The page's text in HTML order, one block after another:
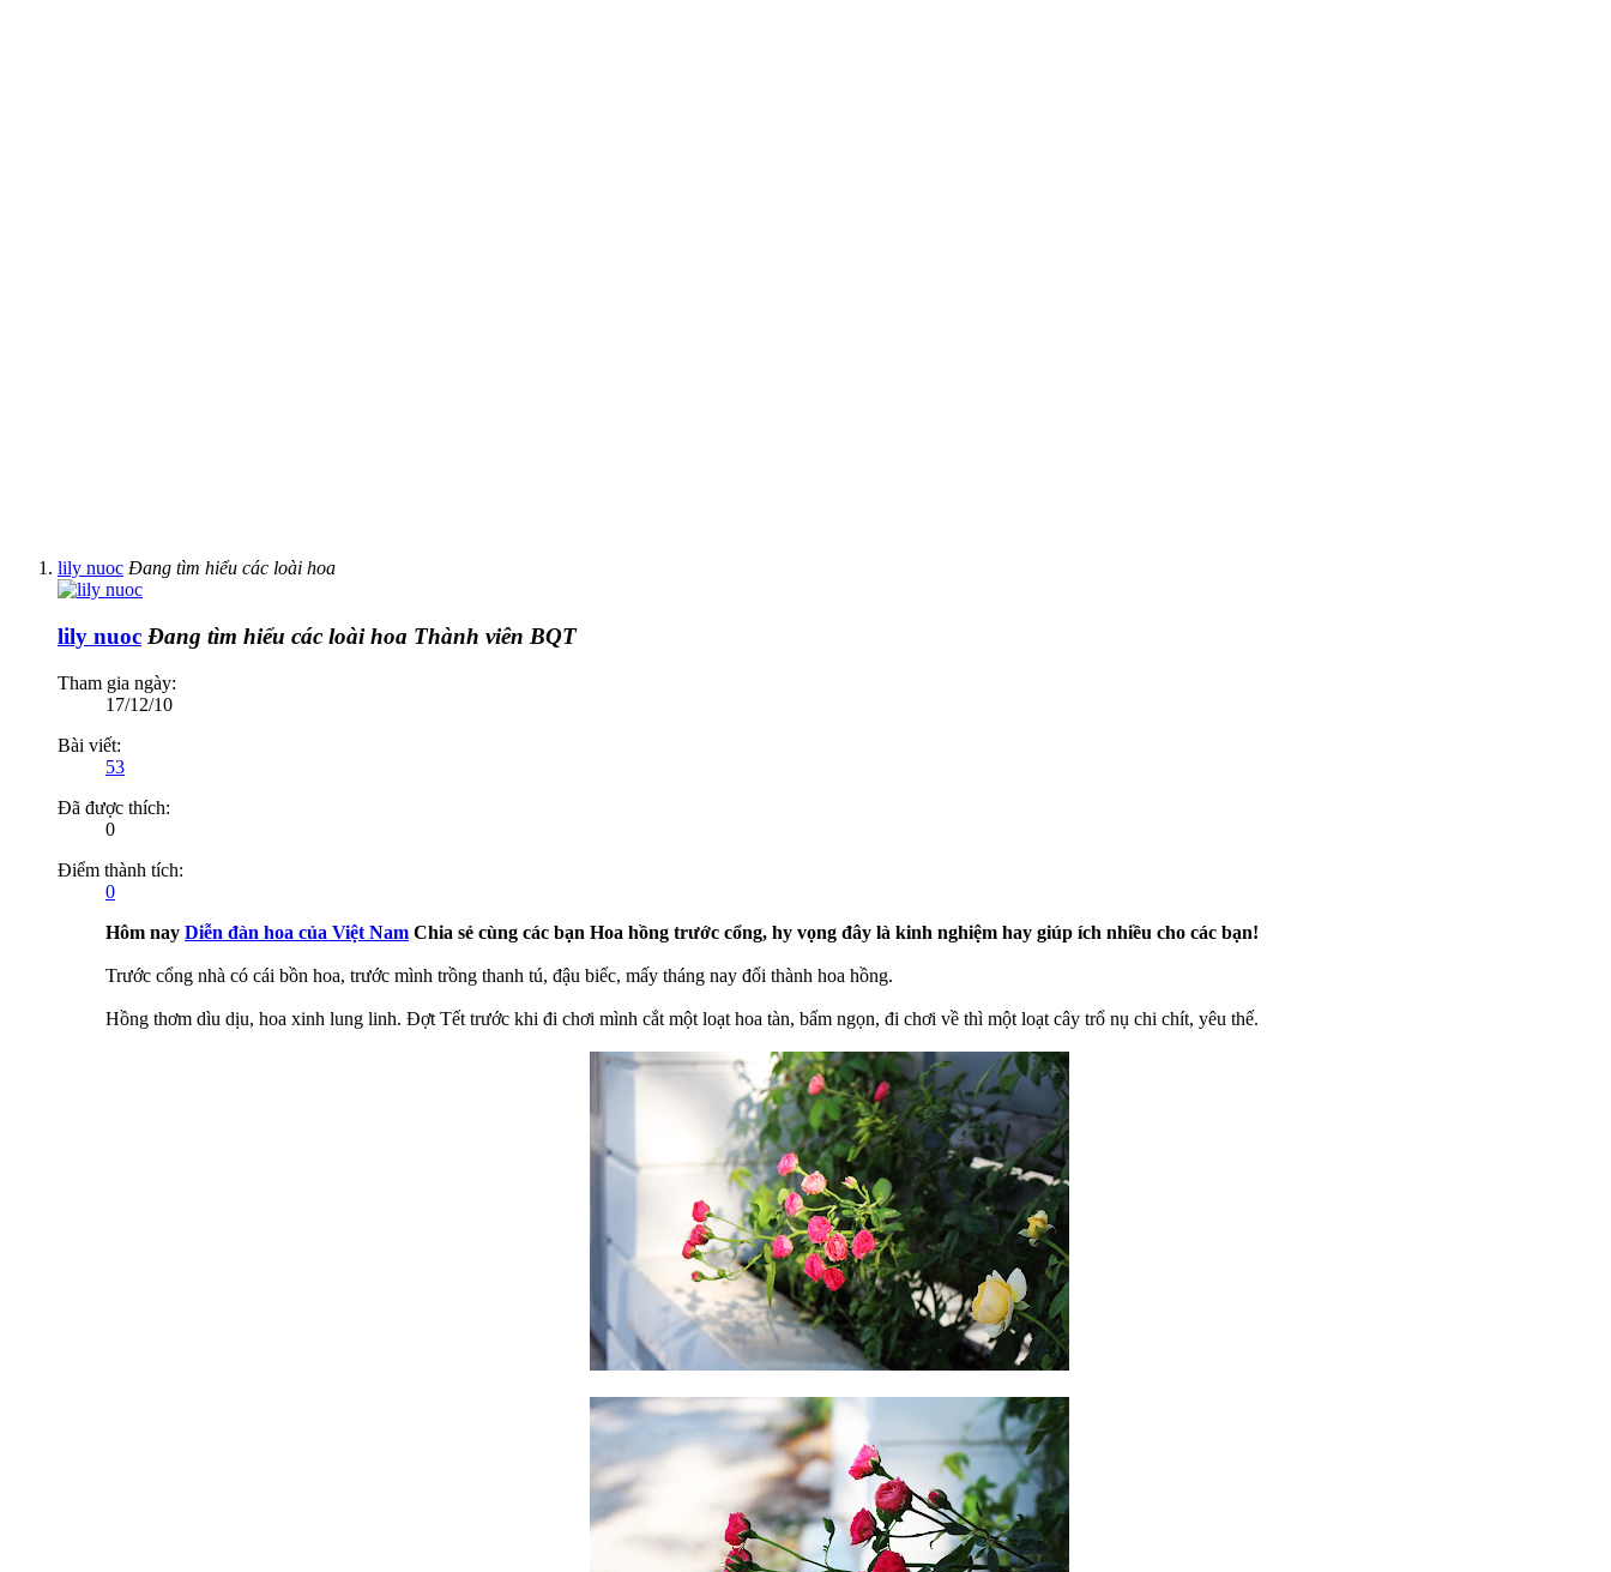
lily nuoc Đang tìm hiểu các loài hoa
lily nuoc Đang tìm hiểu các loài hoa Thành viên BQT
Tham gia ngày:
17/12/10
Bài viết:
53
Đã được thích:
0
Điểm thành tích:
0
Hôm nay Diễn đàn hoa của Việt Nam Chia sẻ cùng các bạn Hoa hồng trước cổng, hy vọng đây là kinh nghiệm hay giúp ích nhiều cho các bạn!
Trước cổng nhà có cái bồn hoa, trước mình trồng thanh tú, đậu biếc, mấy tháng nay đổi thành hoa hồng.
Hồng thơm dìu dịu, hoa xinh lung linh. Đợt Tết trước khi đi chơi mình cắt một loạt hoa tàn, bấm ngọn, đi chơi về thì một loạt cây trổ nụ chi chít, yêu thế.